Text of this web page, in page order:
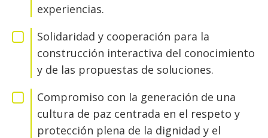
experiencias.
Solidaridad y cooperación para la
construcción interactiva del conocimiento
y de las propuestas de soluciones.
Compromiso con la generación de una
cultura de paz centrada en el respeto y
protección plena de la dignidad y el